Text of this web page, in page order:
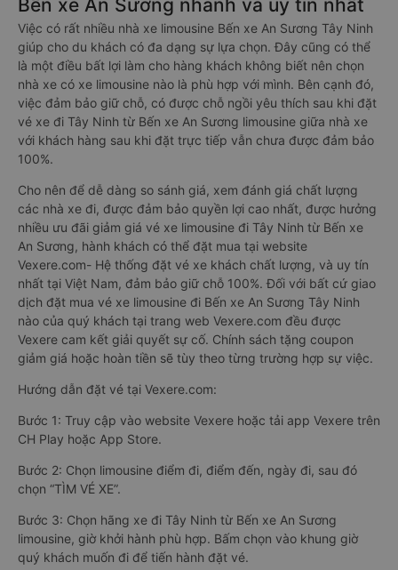
Bến xe An Sương nhanh và uy tín nhất
Việc có rất nhiều nhà xe limousine Bến xe An Sương Tây Ninh
giúp cho du khách có đa dạng sự lựa chọn. Đây cũng có thể
là một điều bất lợi làm cho hàng khách không biết nên chọn
nhà xe có xe limousine nào là phù hợp với mình. Bên cạnh đó,
việc đảm bảo giữ chỗ, có được chỗ ngồi yêu thích sau khi đặt
vé xe đi Tây Ninh từ Bến xe An Sương limousine giữa nhà xe
với khách hàng sau khi đặt trực tiếp vẫn chưa được đảm bảo
100%.
Cho nên để dễ dàng so sánh giá, xem đánh giá chất lượng
các nhà xe đi, được đảm bảo quyền lợi cao nhất, được hưởng
nhiều ưu đãi giảm giá vé xe limousine đi Tây Ninh từ Bến xe
An Sương, hành khách có thể đặt mua tại website
Vexere.com- Hệ thống đặt vé xe khách chất lượng, và uy tín
nhất tại Việt Nam, đảm bảo giữ chỗ 100%. Đối với bất cứ giao
dịch đặt mua vé xe limousine đi Bến xe An Sương Tây Ninh
nào của quý khách tại trang web Vexere.com đều được
Vexere cam kết giải quyết sự cố. Chính sách tặng coupon
giảm giá hoặc hoàn tiền sẽ tùy theo từng trường hợp sự việc.
Hướng dẫn đặt vé tại Vexere.com:
Bước 1: Truy cập vào website Vexere hoặc tải app Vexere trên
CH Play hoặc App Store.
Bước 2: Chọn limousine điểm đi, điểm đến, ngày đi, sau đó
chọn “TÌM VÉ XE”.
Bước 3: Chọn hãng xe đi Tây Ninh từ Bến xe An Sương
limousine, giờ khởi hành phù hợp. Bấm chọn vào khung giờ
quý khách muốn đi để tiến hành đặt vé.